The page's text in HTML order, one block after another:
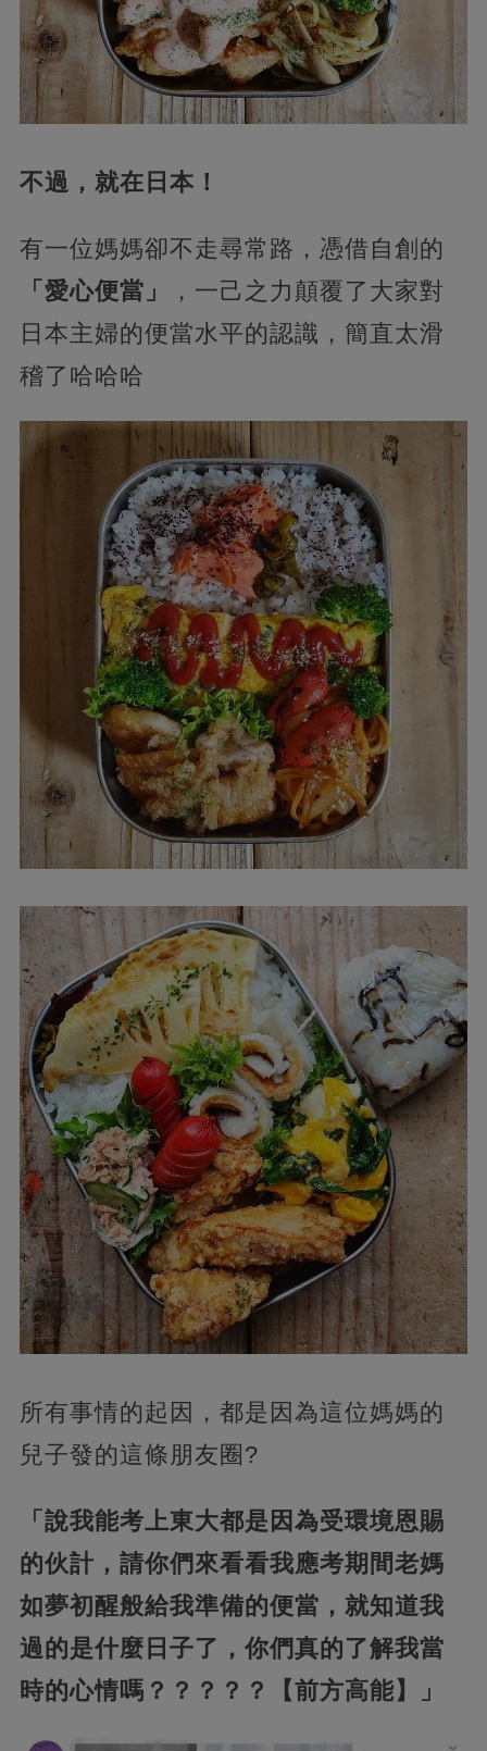
不過，就在日本！
有一位媽媽卻不走尋常路，憑借自創的
「愛心便當」
，一己之力顛覆了大家對
日本主婦的便當水平的認識，簡直太滑
稽了哈哈哈
所有事情的起因，都是因為這位媽媽的
兒子發的這條朋友圈?
「說我能考上東大都是因為受環境恩賜
的伙計，請你們來看看我應考期間老媽
如夢初醒般給我準備的便當，就知道我
過的是什麼日子了，你們真的了解我當
時的心情嗎？？？？？【前方高能】」